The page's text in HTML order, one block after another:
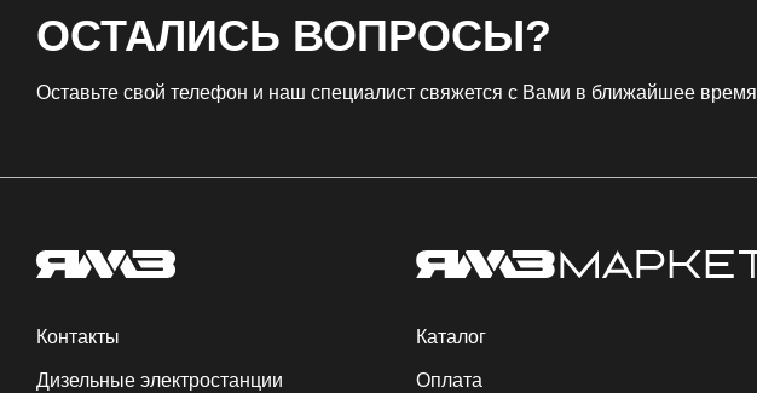
ОСТАЛИСЬ ВОПРОСЫ?
Оставьте свой телефон и наш специалист свяжется с Вами в ближайшее время
Контакты
Дизельные электростанции
Каталог
Оплата